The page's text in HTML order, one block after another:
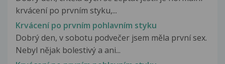
krvácení po prvním styku,...
Krvácení po prvním pohlavním styku
Dobrý den, v sobotu podvečer jsem měla první sex.
Nebyl nějak bolestivý a ani...